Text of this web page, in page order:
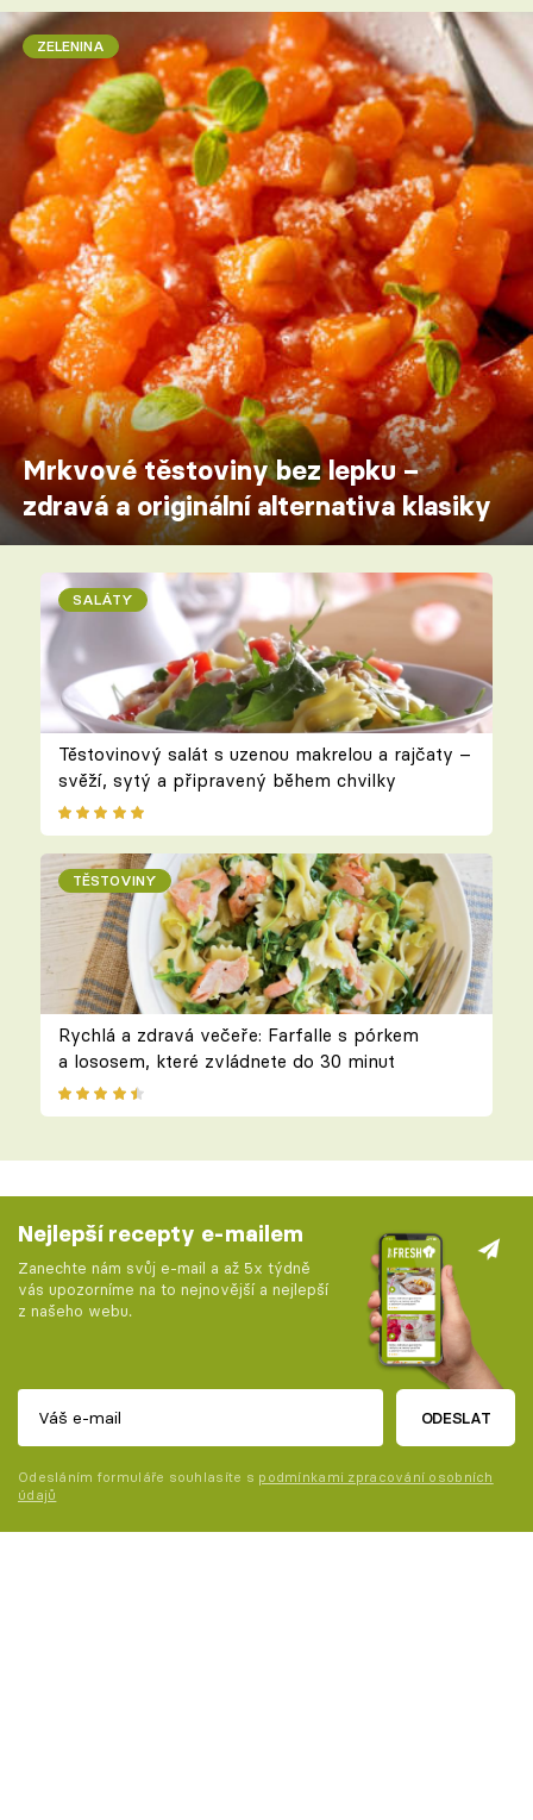
ZELENINA
Mrkvové těstoviny bez lepku –
zdravá a originální alternativa klasiky
SALÁTY
Těstovinový salát s uzenou makrelou a rajčaty –
svěží, sytý a připravený během chvilky
TĚSTOVINY
Rychlá a zdravá večeře: Farfalle s pórkem
a lososem, které zvládnete do 30 minut
Nejlepší recepty e-mailem
Zanechte nám svůj e-mail a až 5x týdně
vás upozorníme na to nejnovější a nejlepší
z našeho webu.
ODESLAT
Odesláním formuláře souhlasíte s podmínkami zpracování osobních
údajů